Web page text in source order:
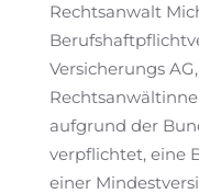
Rechtsanwalt
Versicherungs
aufgrund der
verpflichtet, eine
einer